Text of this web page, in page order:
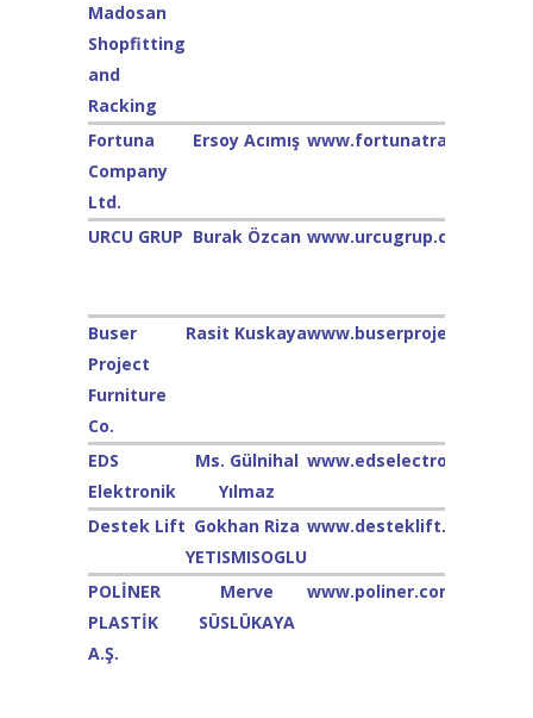
Madosan
Shopfitting
and
Racking
Fortuna
Company
Ltd.
Ersoy Acımış www.fortunatrade.com
URCU GRUP Burak Özcan www.urcugrup.com
Buser
Project
Furniture
Co.
Rasit Kuskayawww.buserproject.com
EDS
Elektronik
Ms. Gülnihal
Yılmaz
www.edselectronic.com
Destek Lift Gokhan Riza
YETISMISOGLU
www.desteklift.com
POLİNER
PLASTİK
A.Ş.
Merve
SÜSLÜKAYA
www.poliner.com.tr